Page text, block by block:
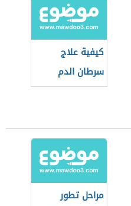
كيفية علاج
سرطان الدم
مراحل تطور